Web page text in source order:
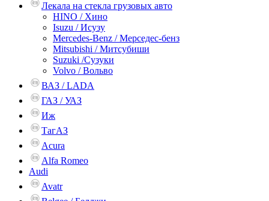
Лекала на стекла грузовых авто
HINO / Хино
Isuzu / Исузу
Mercedes-Benz / Мерседес-бенз
Mitsubishi / Митсубиши
Suzuki /Сузуки
Volvo / Вольво
ВАЗ / LADA
ГАЗ / УАЗ
Иж
ТагАЗ
Acura
Alfa Romeo
Audi
Avatr